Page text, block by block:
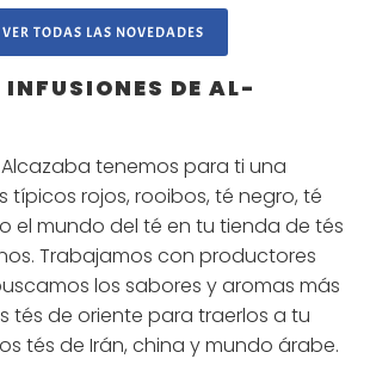
VER TODAS LAS NOVEDADES
INFUSIONES DE AL-
tenemos para ti una
típicos rojos, rooibos, té negro, té
el mundo del té en tu tienda de tés
Trabajamos con productores
los sabores y aromas más
tés de oriente para traerlos a tu
tés de Irán, china y mundo árabe.